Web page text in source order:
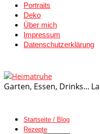
Portraits
Deko
Über mich
Impressum
Datenschutzerklärung
Garten, Essen, Drinks...
Startseite / Blog
Rezepte